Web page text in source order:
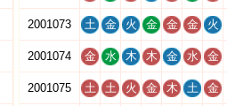
2001073 土 金 火 金 金 金 火
2001074 金 水 木 木 金 水 金
2001075 土 土 火 金 木 土 金